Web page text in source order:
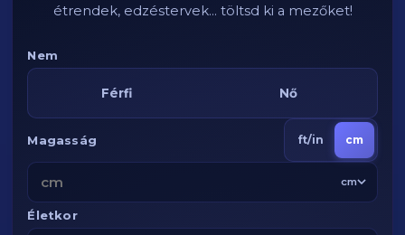
étrendek, edzéstervek... töltsd ki a mezőket!
Nem
Férfi Nő
Magasság ft/in cm
cm
Életkor